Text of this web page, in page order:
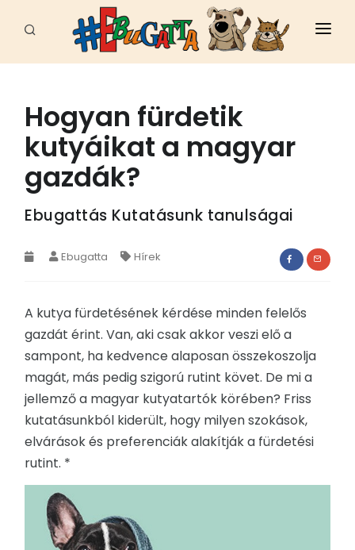
FŐOLDAL
CELEB
FAJTÁK
ÁLLATI JÓ HELYEK
SPORT - MUNKA
EGÉSZSÉG
RENDEZVÉNYEK
REKLÁMAJÁNDÉK
Hogyan fürdetik
kutyáikat a magyar
gazdák?
Ebugattás Kutatásunk tanulságai
Ebugatta Hírek
A kutya fürdetésének kérdése minden felelős
gazdát érint. Van, aki csak akkor veszi elő a
sampont, ha kedvence alaposan összekoszolja
magát, más pedig szigorú rutint követ. De mi a
jellemző a magyar kutyatartók körében? Friss
kutatásunkból kiderült, hogy milyen szokások,
elvárások és preferenciák alakítják a fürdetési
rutint. *